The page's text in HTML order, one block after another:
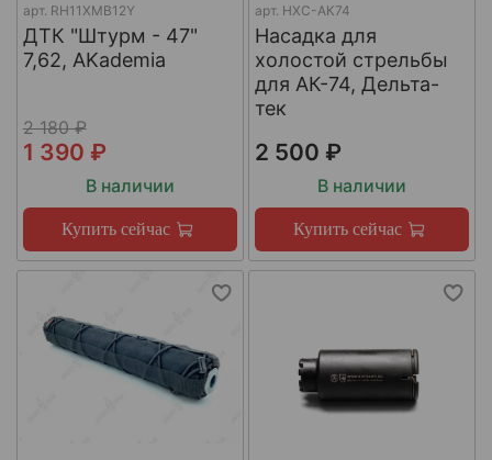
арт. RH11XMB12Y
ДТК "Штурм - 47"
7,62, AKademia
2 180 ₽
1 390 ₽
В наличии
Купить сейчас
арт. НХС-АК74
Насадка для
холостой стрельбы
для АК-74, Дельта-
тек
2 500 ₽
В наличии
Купить сейчас